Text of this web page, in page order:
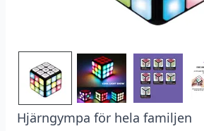
Hjärngympa för hela familjen